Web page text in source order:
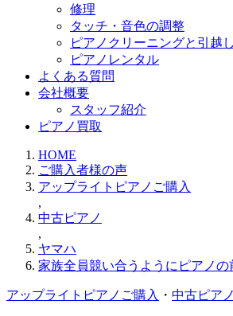
修理
タッチ・音色の調整
ピアノクリーニングと引越し
ピアノレンタル
よくある質問
会社概要
スタッフ紹介
ピアノ買取
HOME
ご購入者様の声
アップライトピアノご購入
,
中古ピアノ
,
ヤマハ
家族全員競い合うようにピアノの
アップライトピアノご購入 ・ 中古ピアノ